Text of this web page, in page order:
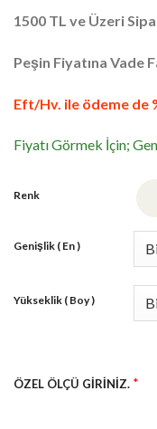
1500 TL ve Üzeri
Peşin Fiyatına Vade
Eft/Hv. ile ödeme de
Fiyatı Görmek İçin;
Renk
Genişlik ( En )
Yükseklik ( Boy )
ÖZEL ÖLÇÜ GİRİNİZ. *